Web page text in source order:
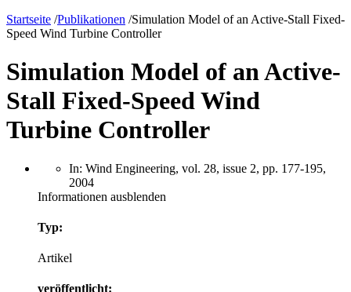
Startseite /Publikationen /Simulation Model of an Active-Stall Fixed-
Speed Wind Turbine Controller
Simulation Model of an Active-
Stall Fixed-Speed Wind
Turbine Controller
In: Wind Engineering, vol. 28, issue 2, pp. 177-195,
2004
Informationen ausblenden
Typ:
Artikel
veröffentlicht: